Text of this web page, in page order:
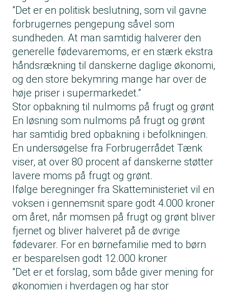
”Det er en politisk beslutning, som vil gavne
forbrugernes pengepung såvel som
sundheden. At man samtidig halverer den
generelle fødevaremoms, er en stærk ekstra
håndsrækning til danskerne daglige økonomi,
og den store bekymring mange har over de
høje priser i supermarkedet.”
Stor opbakning til nulmoms på frugt og grønt
En løsning som nulmoms på frugt og grønt
har samtidig bred opbakning i befolkningen.
En undersøgelse fra Forbrugerrådet Tænk
viser, at over 80 procent af danskerne støtter
lavere moms på frugt og grønt.
Ifølge beregninger fra Skatteministeriet vil en
voksen i gennemsnit spare godt 4.000 kroner
om året, når momsen på frugt og grønt bliver
fjernet og bliver halveret på de øvrige
fødevarer. For en børnefamilie med to børn
er besparelsen godt 12.000 kroner
”Det er et forslag, som både giver mening for
økonomien i hverdagen og har stor